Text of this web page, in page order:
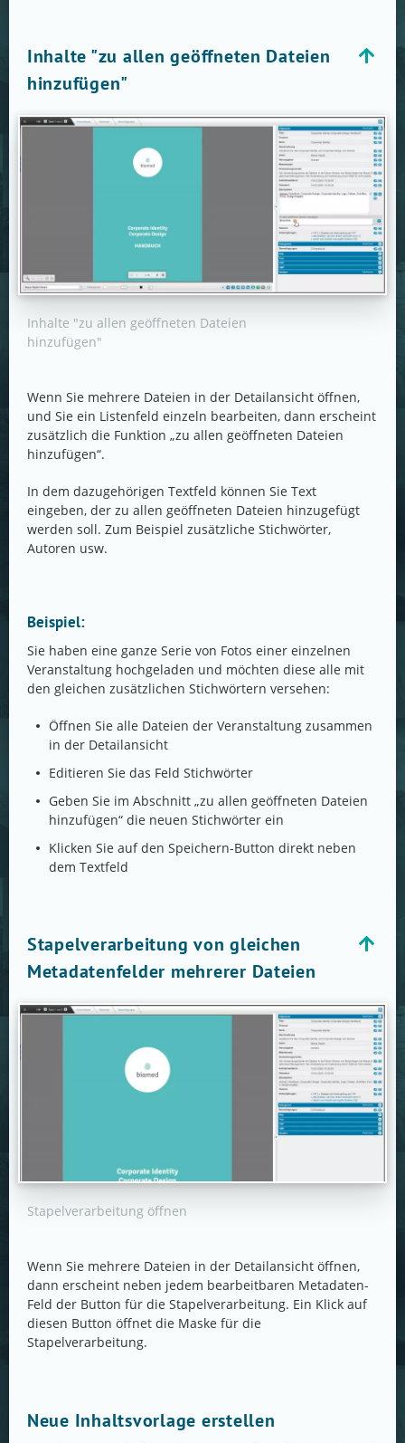
Inhalte "zu allen geöffneten Dateien
hinzufügen"
Inhalte "zu allen geöffneten Dateien
hinzufügen"
Wenn Sie mehrere Dateien in der Detailansicht öffnen,
und Sie ein Listenfeld einzeln bearbeiten, dann erscheint
zusätzlich die Funktion „zu allen geöffneten Dateien
hinzufügen“.
In dem dazugehörigen Textfeld können Sie Text
eingeben, der zu allen geöffneten Dateien hinzugefügt
werden soll. Zum Beispiel zusätzliche Stichwörter,
Autoren usw.
Beispiel:
Sie haben eine ganze Serie von Fotos einer einzelnen
Veranstaltung hochgeladen und möchten diese alle mit
den gleichen zusätzlichen Stichwörtern versehen:
Öffnen Sie alle Dateien der Veranstaltung zusammen
in der Detailansicht
Editieren Sie das Feld Stichwörter
Geben Sie im Abschnitt „zu allen geöffneten Dateien
hinzufügen“ die neuen Stichwörter ein
Klicken Sie auf den Speichern-Button direkt neben
dem Textfeld
Stapelverarbeitung von gleichen
Metadatenfelder mehrerer Dateien
Stapelverarbeitung öffnen
Wenn Sie mehrere Dateien in der Detailansicht öffnen,
dann erscheint neben jedem bearbeitbaren Metadaten-
Feld der Button für die Stapelverarbeitung. Ein Klick auf
diesen Button öffnet die Maske für die
Stapelverarbeitung.
Neue Inhaltsvorlage erstellen